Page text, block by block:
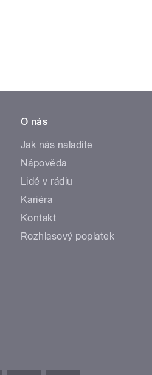
O nás
Jak nás naladíte
Nápověda
Lidé v rádiu
Kariéra
Kontakt
Rozhlasový poplatek